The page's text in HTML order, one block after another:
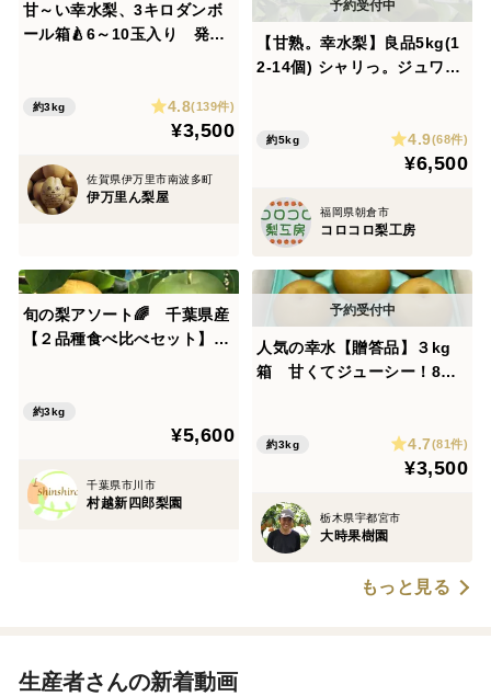
甘～い幸水梨、3キロダンボ
ール箱🍐6～10玉入り 発送
約3kg 4.8(139件)
¥3,500
佐賀県伊万里市南波多町
伊万里ん梨屋
【甘熟。幸水梨】良品5kg(1
2-14個) シャリっ。ジュワ
が、味は贈答用とほとんど変
わりません。おすそ分けやご
ト】
約5kg 4.9(68件)
¥6,500
福岡県朝倉市
コロコロ梨工房
旬の梨アソート🌈 千葉県産
【２品種食べ比べセット】3
約3kg
¥5,600
千葉県市川市
村越新四郎梨園
人気の幸水【贈答品】３kg
箱 甘くてジューシー！8月
約3kg 4.7(81件)
¥3,500
栃木県宇都宮市
大時果樹園
もっと見る
生産者さんの新着動画